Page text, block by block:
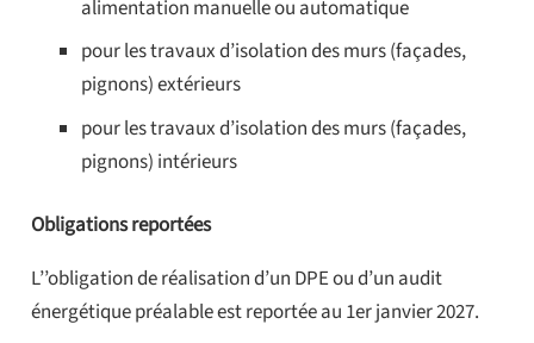
alimentation manuelle ou automatique
pour les travaux d’isolation des murs (façades,
pignons) extérieurs
pour les travaux d’isolation des murs (façades,
pignons) intérieurs
Obligations reportées
L’’obligation de réalisation d’un DPE ou d’un audit
énergétique préalable est reportée au 1er janvier 2027.